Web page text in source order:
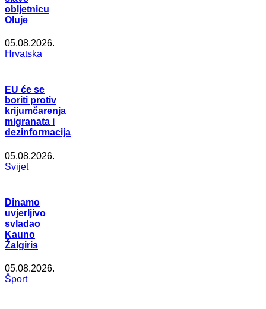
obljetnicu
Oluje
05.08.2026.
Hrvatska
EU će se
boriti protiv
krijumčarenja
migranata i
dezinformacija
05.08.2026.
Svijet
Dinamo
uvjerljivo
svladao
Kauno
Žalgiris
05.08.2026.
Šport